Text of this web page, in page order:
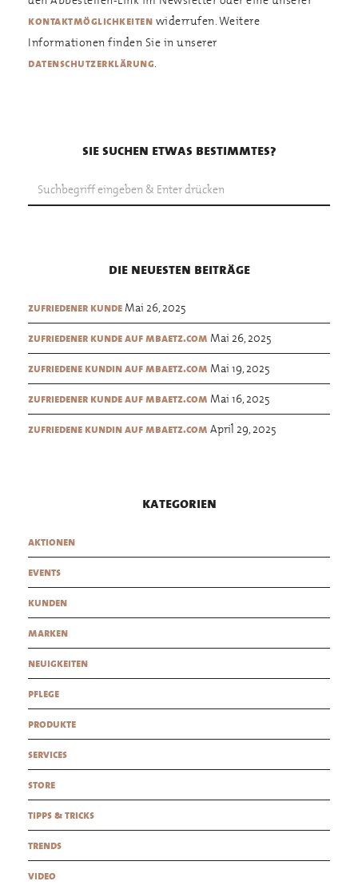
kontaktmöglichkeiten widerrufen. Weitere
Informationen finden Sie in unserer
datenschutzerklärung.
sie suchen etwas bestimmtes?
die neuesten beiträge
zufriedener kunde Mai 26, 2025
zufriedener kunde auf mbaetz.com Mai 26, 2025
zufriedene kundin auf mbaetz.com Mai 19, 2025
zufriedener kunde auf mbaetz.com Mai 16, 2025
zufriedene kundin auf mbaetz.com April 29, 2025
kategorien
aktionen
events
kunden
marken
neuigkeiten
pflege
produkte
services
store
tipps & tricks
trends
video